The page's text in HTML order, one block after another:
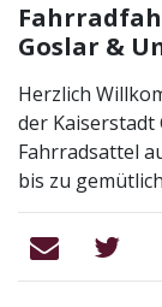
Goslar &
Herzlich
der Kaiserstadt
Fahrradsattel
bis zu